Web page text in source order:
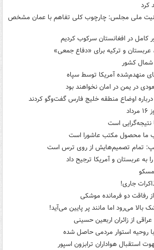
کرد
ملی مجلس: چارچوب کلی تفاهم با عمان مشخص
کامل در افغانستان سرکوب کردیم
و ترکیه برای «دفاع جمعی»
شمال کشور
منهدم‌شده آمریکا توسط سپاه
در یمن در امان نخواهند بود
اوضاع منطقه خلیج فارس گفت‌وگو کردند
نتیجه‌گرایی است
ما محصول مکتب عاشورا است
تمام تصمیم‌هایش از روی ترس است
به عربستان و آمریکا ترجیح داد
مسکو
جاری!
رفاقت دو فرمانده‌ موشکی
بالا می‌رود اما مانند پر پایین می‌آید!
از زائران اربعین حسینی
روحیه استوار مردمی حاصل شده
استقبال هواداران ترابزون اسپور